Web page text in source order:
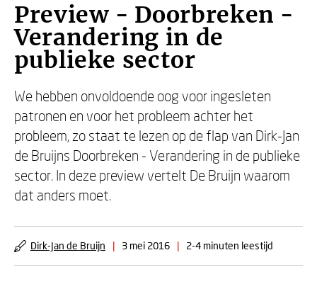
Preview - Doorbreken -
Verandering in de
publieke sector
We hebben onvoldoende oog voor ingesleten
patronen en voor het probleem achter het
probleem, zo staat te lezen op de flap van Dirk-Jan
de Bruijns Doorbreken - Verandering in de publieke
sector. In deze preview vertelt De Bruijn waarom
dat anders moet.
Dirk-Jan de Bruijn | 3 mei 2016 | 2-4 minuten leestijd